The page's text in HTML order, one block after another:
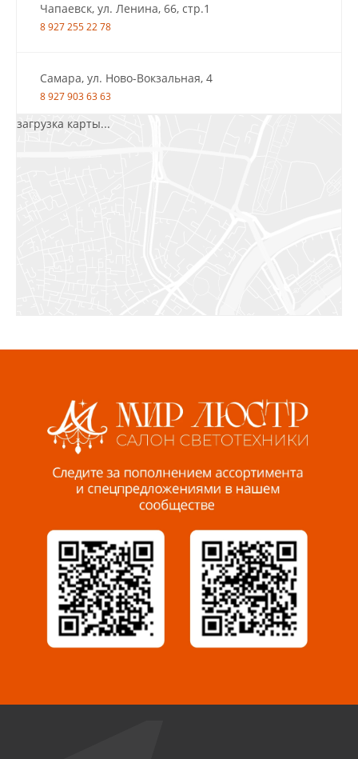
Чапаевск, ул. Ленина, 66, стр.1
8 927 255 22 78
Самара, ул. Ново-Вокзальная, 4
8 927 903 63 63
Пенза, ул. Пролетарская, 61 ТЦ "Стройбери"
Миасс, ул. Романенко, 95
8 922 500 30 39
Сызрань, ул. Декабристов, 1А
8 927 009 54 63
Саратов, ул. Танкистов, 37 (БЦ «Дикомп»)
загрузка карты...